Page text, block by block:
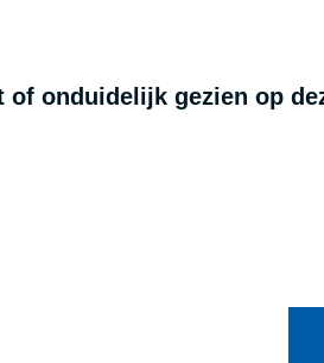
of onduidelijk gezien op